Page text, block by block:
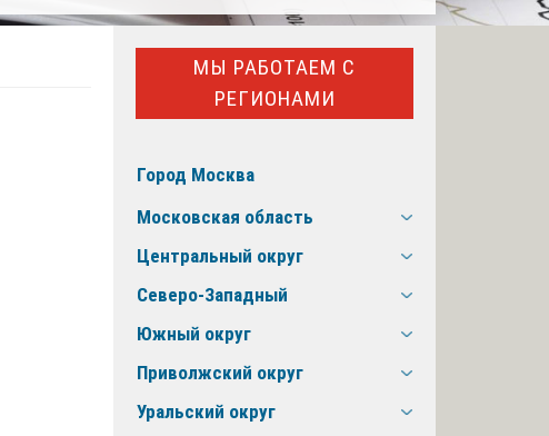
МЫ РАБОТАЕМ С
РЕГИОНАМИ
Город Москва
Московская область
Центральный округ
Северо-Западный
Южный округ
Приволжский округ
Уральский округ